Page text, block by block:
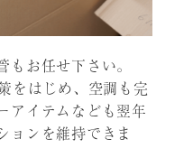
お任せ下さい。
をはじめ、空調も完
アイテムなども翌年
ョンを維持できま